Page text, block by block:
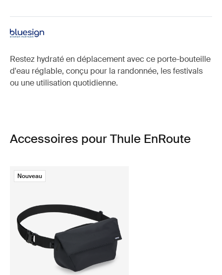
Restez hydraté en déplacement avec ce porte-bouteille
d'eau réglable, conçu pour la randonnée, les festivals
ou une utilisation quotidienne.
Accessoires pour Thule EnRoute
Nouveau